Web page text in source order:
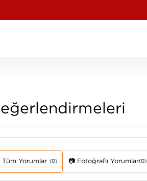
Tüm Yorumlar (0) 📷 Fotoğraflı Yorumlar(0)